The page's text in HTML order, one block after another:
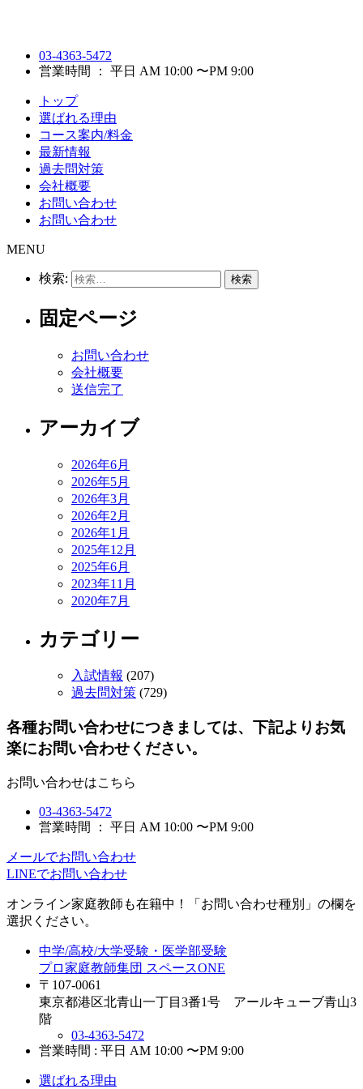
03-4363-5472
営業時間 ： 平日 AM 10:00 〜PM 9:00
トップ
選ばれる理由
コース案内/料金
最新情報
過去問対策
会社概要
お問い合わせ
お問い合わせ
MENU
検索:
固定ページ
お問い合わせ
会社概要
送信完了
アーカイブ
2026年6月
2026年5月
2026年3月
2026年2月
2026年1月
2025年12月
2025年6月
2023年11月
2020年7月
カテゴリー
入試情報 (207)
過去問対策 (729)
各種お問い合わせにつきましては、下記よりお気
楽にお問い合わせください。
お問い合わせはこちら
03-4363-5472
営業時間 ： 平日 AM 10:00 〜PM 9:00
メールでお問い合わせ
LINEでお問い合わせ
オンライン家庭教師 も在籍中！「お問い合わせ種別」の欄を
選択ください。
中学/高校/大学受験・医学部受験
プロ家庭教師集団 スペースONE
〒107-0061
東京都港区北青山一丁目3番1号 アールキューブ青山3
階
03-4363-5472
営業時間 : 平日 AM 10:00 〜PM 9:00
選ばれる理由